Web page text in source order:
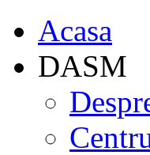
Acasa
DASM